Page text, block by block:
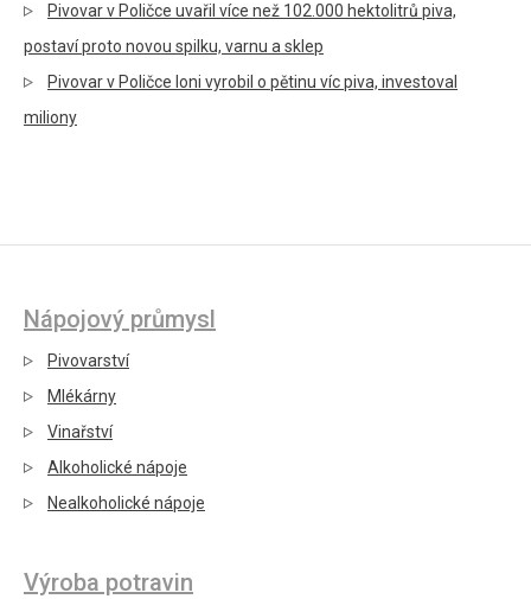
Pivovar v Poličce uvařil více než 102.000 hektolitrů piva,
postaví proto novou spilku, varnu a sklep
Pivovar v Poličce loni vyrobil o pětinu víc piva, investoval
miliony
Nápojový průmysl
Pivovarství
Mlékárny
Vinařství
Alkoholické nápoje
Nealkoholické nápoje
Výroba potravin